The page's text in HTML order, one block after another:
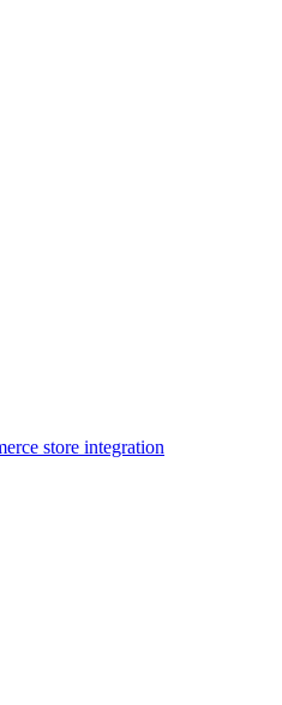
store integration